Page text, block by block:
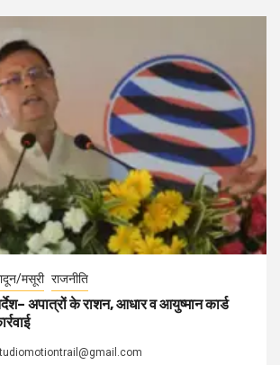
मसूरी राजनीति
अपात्रों के राशन, आधार व आयुष्मान कार्ड